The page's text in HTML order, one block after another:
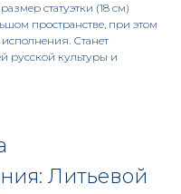
статуэтки (18 см)
пространстве, при этом
Станет
русской культуры и
Литьевой